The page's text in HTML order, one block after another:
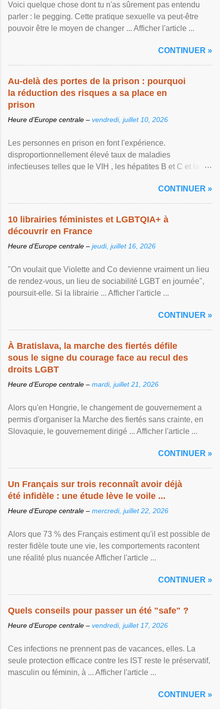
Voici quelque chose dont tu n'as sûrement pas entendu
parler : le pegging. Cette pratique sexuelle va peut-être
pouvoir être le moyen de changer ... Afficher l'article ...
CONTINUER »
Au-delà des portes de la prison : pourquoi
la réduction des risques a sa place en
prison
Heure d’Europe centrale – vendredi, juillet 10, 2026
Les personnes en prison en font l'expérience.
disproportionnellement élevé taux de maladies
infectieuses telles que le VIH , les hépatites B et C et la ...
CONTINUER »
10 librairies féministes et LGBTQIA+ à
découvrir en France
Heure d’Europe centrale – jeudi, juillet 16, 2026
"On voulait que Violette and Co devienne vraiment un lieu
de rendez-vous, un lieu de sociabilité LGBT en journée",
poursuit-elle. Si la librairie ... Afficher l'article ...
CONTINUER »
À Bratislava, la marche des fiertés défile
sous le signe du courage face au recul des
droits LGBT
Heure d’Europe centrale – mardi, juillet 21, 2026
Alors qu'en Hongrie, le changement de gouvernement a
permis d'organiser la Marche des fiertés sans crainte, en
Slovaquie, le gouvernement dirigé ... Afficher l'article ...
CONTINUER »
Un Français sur trois reconnaît avoir déjà
été infidèle : une étude lève le voile ...
Heure d’Europe centrale – mercredi, juillet 22, 2026
Alors que 73 % des Français estiment qu'il est possible de
rester fidèle toute une vie, les comportements racontent
une réalité plus nuancée Afficher l'article ...
CONTINUER »
Quels conseils pour passer un été "safe" ?
Heure d’Europe centrale – vendredi, juillet 17, 2026
Ces infections ne prennent pas de vacances, elles. La
seule protection efficace contre les IST reste le préservatif,
masculin ou féminin, à ... Afficher l'article ...
CONTINUER »